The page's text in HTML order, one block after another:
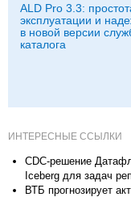
ALD Pro 3.3:
эксплуатации и
в новой версии
каталога
ИНТЕРЕСНЫЕ ССЫЛКИ
CDC-решение
Iceberg для задач
ВТБ прогнозирует